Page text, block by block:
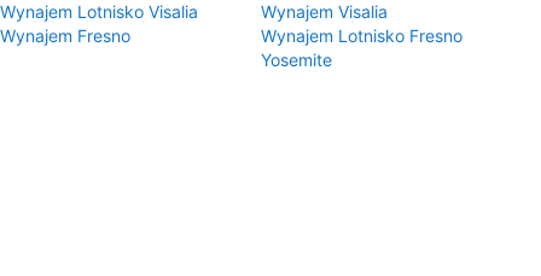
Wynajem Lotnisko Visalia
Wynajem Visalia
Wynajem Fresno
Wynajem Lotnisko Fresno
Yosemite